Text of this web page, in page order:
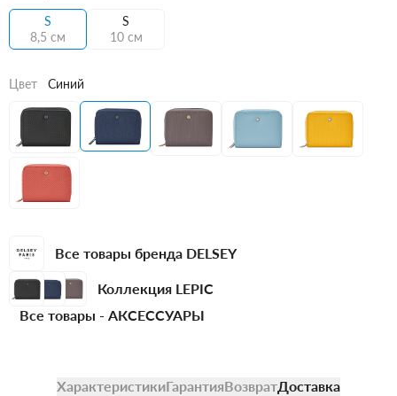
S
8,5 см
S
10 см
Цвет Синий
Все товары бренда DELSEY
Коллекция LEPIC
Все товары - АКСЕССУАРЫ
ХарактеристикиГарантияВозвратДоставка